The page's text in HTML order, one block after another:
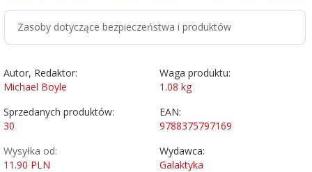
Zasoby dotyczące bezpieczeństwa i produktów
Autor, Redaktor:
Michael Boyle
Waga produktu:
1.08 kg
Sprzedanych produktów:
30
EAN:
9788375797169
Wysyłka od:
11.90 PLN
Wydawca:
Galaktyka